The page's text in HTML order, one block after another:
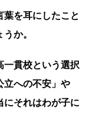
を耳にしたこと
か。
一貫校という選択
立への不安」や
にそれはわが子に